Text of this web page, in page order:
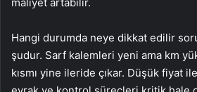
Hangi durumda neye dikkat edilir
şudur. Sarf kalemleri yeni ama km
kısmı yine ileride çıkar. Düşük fiyat